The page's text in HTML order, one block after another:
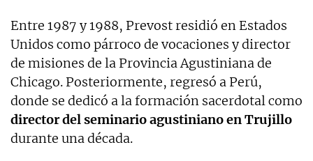
Entre 1987 y 1988, Prevost residió en Estados
Unidos como párroco de vocaciones y director
de misiones de la Provincia Agustiniana de
Chicago. Posteriormente, regresó a Perú,
donde se dedicó a la formación sacerdotal como
director del seminario agustiniano en Trujillo
durante una década.